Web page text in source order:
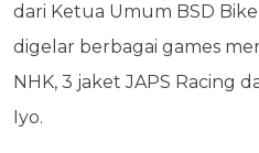
dari Ketua Umum BSD
digelar berbagai games
NHK, 3 jaket JAPS Racing
Iyo.